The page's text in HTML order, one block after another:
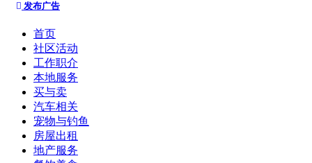
发布广告
首页
社区活动
工作职介
本地服务
买与卖
汽车相关
宠物与钓鱼
房屋出租
地产服务